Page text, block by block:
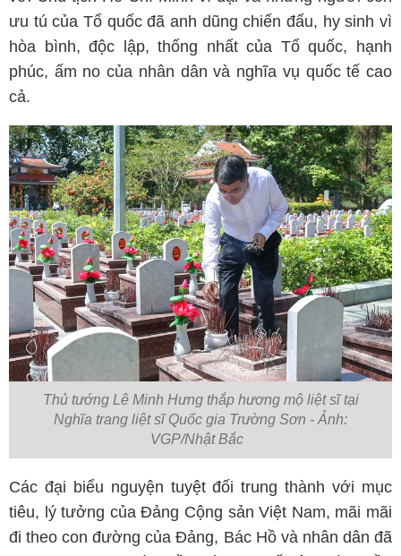
ưu tú của Tổ quốc đã anh dũng chiến đấu, hy sinh vì
hòa bình, độc lập, thống nhất của Tổ quốc, hạnh
phúc, ấm no của nhân dân và nghĩa vụ quốc tế cao
cả.
Thủ tướng Lê Minh Hưng thắp hương mộ liệt sĩ tại
Nghĩa trang liệt sĩ Quốc gia Trường Sơn - Ảnh:
VGP/Nhật Bắc
Các đại biểu nguyện tuyệt đối trung thành với mục
tiêu, lý tưởng của Đảng Cộng sản Việt Nam, mãi mãi
đi theo con đường của Đảng, Bác Hồ và nhân dân đã